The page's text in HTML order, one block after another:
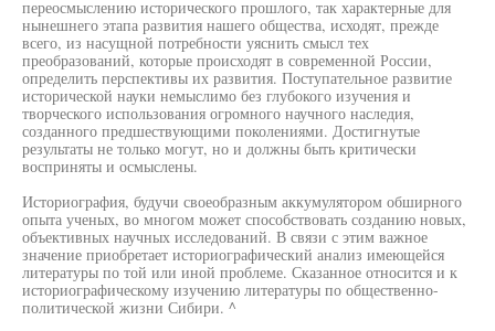
переосмыслению исторического прошлого, так характерные для
нынешнего этапа развития нашего общества, исходят, прежде
всего, из насущной потребности уяснить смысл тех
преобразований, которые происходят в современной России,
определить перспективы их развития. Поступательное развитие
исторической науки немыслимо без глубокого изучения и
творческого использования огромного научного наследия,
созданного предшествующими поколениями. Достигнутые
результаты не только могут, но и должны быть критически
восприняты и осмыслены.
Историография, будучи своеобразным аккумулятором обширного
опыта ученых, во многом может способствовать созданию новых,
объективных научных исследований. В связи с этим важное
значение приобретает историографический анализ имеющейся
литературы по той или иной проблеме. Сказанное относится и к
историографическому изучению литературы по общественно-
политической жизни Сибири. ^